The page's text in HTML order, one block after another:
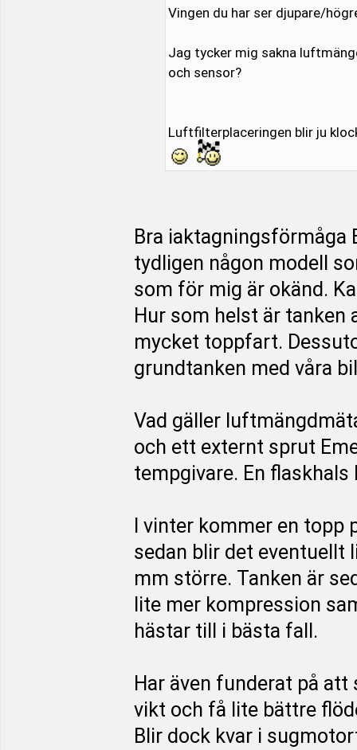
Vingen du har ser djupare/
Jag tycker mig sakna
och sensor?
Luftfilterplaceringen blir ju
Bra iaktagningsförmåga
tydligen någon modell
som för mig är okänd.
Hur som helst är
mycket toppfart.
grundtanken med våra
Vad gäller
och ett externt sprut
tempgivare. En
I vinter kommer en
sedan blir det eventuellt
mm större. Tanken är
lite mer kompression
hästar till i bästa fall.
Har även funderat på
vikt och få lite bättre
Blir dock kvar i